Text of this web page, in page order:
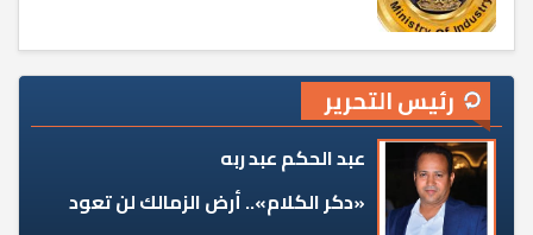
رئيس التحرير
عبد الحكم عبد ربه
«دكر الكلام».. أرض الزمالك لن تعود